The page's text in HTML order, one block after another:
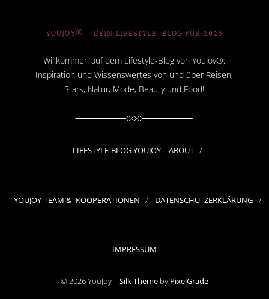
YOUJOY® – DEIN LIFESTYLE-BLOG FÜR 2026
Willkommen auf dem Lifestyle-Blog von YouJoy®:
Inspiration und Wissenswertes von und über Reisen,
Stars, Natur, Mode, Beauty und Food!
LIFESTYLE-BLOG YOUJOY – ABOUT
YOUJOY-TEAM & -KOOPERATIONEN DATENSCHUTZERKLÄRUNG
IMPRESSUM
© 2026 YouJoy – Silk Theme by PixelGrade